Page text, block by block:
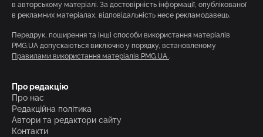
в авторському матеріалі. За достовірність інформації, опублікованої
в рекламних матеріалах, відповідальність несе рекламодавець.
Передрук, поширення та інші способи використання матеріалів
PMG.UA допускаються виключно у порядку, встановленому
Правилами використання матеріалів PMG.UA .
Про редакцію
Про нас
Редакційна політика
Автори та редактори сайту
Контакти